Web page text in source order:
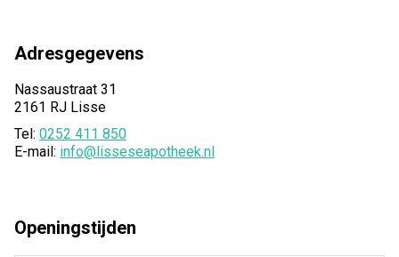
Adresgegevens
Nassaustraat 31
2161 RJ Lisse
Tel: 0252 411 850
E-mail: info@lisseseapotheek.nl
Openingstijden